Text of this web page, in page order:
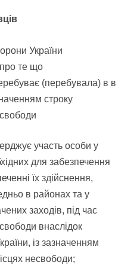
України
те що
(перебувала) в в
строку
участь особи у
для забезпечення
їх здійснення,
в районах та у
заходів, під час
внаслідок
із зазначенням
несвободи;